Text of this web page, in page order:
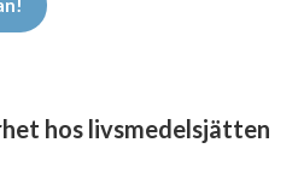
hos livsmedelsjätten